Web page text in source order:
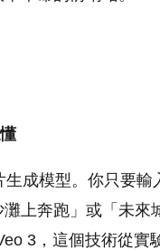
成模型。你只要
上奔跑」或「未
3，這個技術從實